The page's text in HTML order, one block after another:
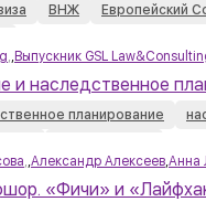
ВНЖ Европейский
Выпускник GSL
и наследственное
планирование
Александр Алексеев Анна
«Фичи» и